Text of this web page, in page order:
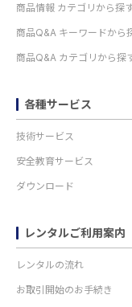
商品情報 カテゴリから探
商品Q&A キーワードから
商品Q&A カテゴリから探
各種サービス
技術サービス
安全教育サービス
ダウンロード
レンタルご利用案内
レンタルの流れ
お取引開始のお手続き